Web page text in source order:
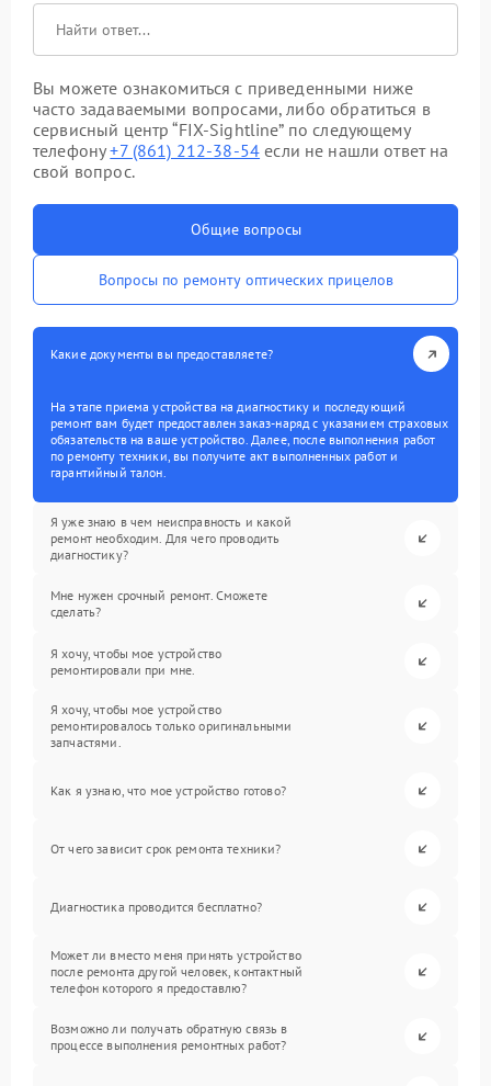
Вы можете ознакомиться с приведенными ниже
часто задаваемыми вопросами, либо обратиться в
сервисный центр “FIX-Sightline” по следующему
телефону+7 (861) 212-38-54 если не нашли ответ на
свой вопрос.
Общие вопросы
Вопросы по ремонту оптических прицелов
Какие документы вы предоставляете?
На этапе приема устройства на диагностику и последующий
ремонт вам будет предоставлен заказ-наряд с указанием страховых
обязательств на ваше устройство. Далее, после выполнения работ
по ремонту техники, вы получите акт выполненных работ и
гарантийный талон.
Я уже знаю в чем неисправность и какой
ремонт необходим. Для чего проводить
диагностику?
Мне нужен срочный ремонт. Сможете
сделать?
Я хочу, чтобы мое устройство
ремонтировали при мне.
Я хочу, чтобы мое устройство
ремонтировалось только оригинальными
запчастями.
Как я узнаю, что мое устройство готово?
От чего зависит срок ремонта техники?
Диагностика проводится бесплатно?
Может ли вместо меня принять устройство
после ремонта другой человек, контактный
телефон которого я предоставлю?
Возможно ли получать обратную связь в
процессе выполнения ремонтных работ?